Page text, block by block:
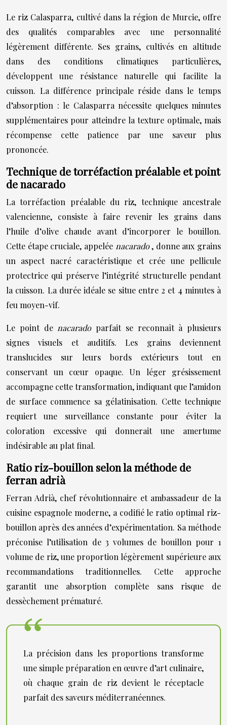
Le riz Calasparra, cultivé dans la région de Murcie, offre
des qualités comparables avec une personnalité
légèrement différente. Ses grains, cultivés en altitude
dans des conditions climatiques particulières,
développent une résistance naturelle qui facilite la
cuisson. La différence principale réside dans le temps
d’absorption : le Calasparra nécessite quelques minutes
supplémentaires pour atteindre la texture optimale, mais
récompense cette patience par une saveur plus
prononcée.
Technique de torréfaction préalable et point
de nacarado
La torréfaction préalable du riz, technique ancestrale
valencienne, consiste à faire revenir les grains dans
l’huile d’olive chaude avant d’incorporer le bouillon.
Cette étape cruciale, appelée nacarado, donne aux grains
un aspect nacré caractéristique et crée une pellicule
protectrice qui préserve l’intégrité structurelle pendant
la cuisson. La durée idéale se situe entre 2 et 4 minutes à
feu moyen-vif.
Le point de nacarado parfait se reconnaît à plusieurs
signes visuels et auditifs. Les grains deviennent
translucides sur leurs bords extérieurs tout en
conservant un cœur opaque. Un léger grésissement
accompagne cette transformation, indiquant que l’amidon
de surface commence sa gélatinisation. Cette technique
requiert une surveillance constante pour éviter la
coloration excessive qui donnerait une amertume
indésirable au plat final.
Ratio riz-bouillon selon la méthode de
ferran adrià
Ferran Adrià, chef révolutionnaire et ambassadeur de la
cuisine espagnole moderne, a codifié le ratio optimal riz-
bouillon après des années d’expérimentation. Sa méthode
préconise l’utilisation de 3 volumes de bouillon pour 1
volume de riz, une proportion légèrement supérieure aux
recommandations traditionnelles. Cette approche
garantit une absorption complète sans risque de
dessèchement prématuré.
La précision dans les proportions transforme
une simple préparation en œuvre d’art culinaire,
où chaque grain de riz devient le réceptacle
parfait des saveurs méditerranéennes.